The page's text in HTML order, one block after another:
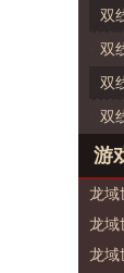
双
双
双
双
游
龙域
龙域
龙域